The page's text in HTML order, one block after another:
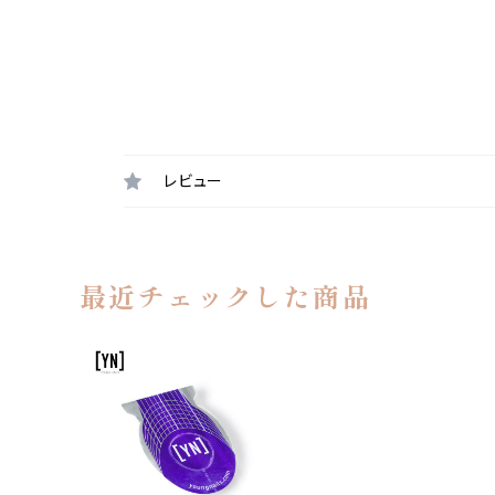
レビュー
最近チェックした商品